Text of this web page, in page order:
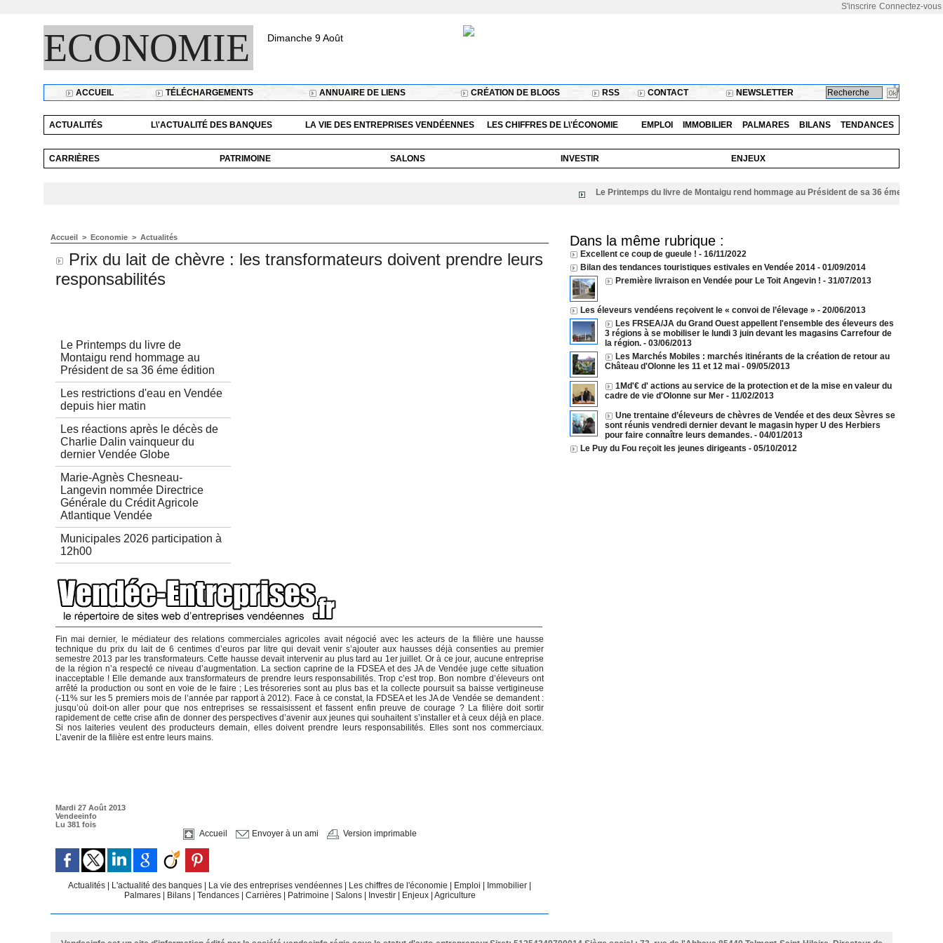
Connectez-vous
S'inscrire
ECONOMIE Dimanche 9 Août
ACCUEIL TÉLÉCHARGEMENTS ANNUAIRE DE LIENS CRÉATION DE BLOGS RSS CONTACT NEWSLETTER
ACTUALITÉS L\'ACTUALITÉ DES BANQUES LA VIE DES ENTREPRISES VENDÉENNES LES CHIFFRES DE L\'ÉCONOMIE EMPLOI IMMOBILIER PALMARES BILANS TENDANCES
CARRIÈRES PATRIMOINE SALONS INVESTIR ENJEUX
Le Printemps du livre de Montaigu rend hommage au Président de sa 36 éme édition
Accueil > Economie > Actualités
Prix du lait de chèvre : les transformateurs doivent prendre leurs
responsabilités
Le Printemps du livre de
Montaigu rend hommage au
Président de sa 36 éme édition
Les restrictions d'eau en Vendée
depuis hier matin
Les réactions après le décès de
Charlie Dalin vainqueur du
dernier Vendée Globe
Marie-Agnès Chesneau-
Langevin nommée Directrice
Générale du Crédit Agricole
Atlantique Vendée
Municipales 2026 participation à
12h00
Fin mai dernier, le médiateur des relations commerciales agricoles avait négocié avec les acteurs de la filière une hausse
technique du prix du lait de 6 centimes d’euros par litre qui devait venir s’ajouter aux hausses déjà consenties au premier
semestre 2013 par les transformateurs. Cette hausse devait intervenir au plus tard au 1er juillet. Or à ce jour, aucune entreprise
de la région n’a respecté ce niveau d’augmentation. La section caprine de la FDSEA et des JA de Vendée juge cette situation
inacceptable ! Elle demande aux transformateurs de prendre leurs responsabilités. Trop c’est trop. Bon nombre d’éleveurs ont
arrêté la production ou sont en voie de le faire ; Les trésoreries sont au plus bas et la collecte poursuit sa baisse vertigineuse
(-11% sur les 5 premiers mois de l’année par rapport à 2012). Face à ce constat, la FDSEA et les JA de Vendée se demandent :
jusqu’où doit-on aller pour que nos entreprises se ressaisissent et fassent enfin preuve de courage ? La filière doit sortir
rapidement de cette crise afin de donner des perspectives d’avenir aux jeunes qui souhaitent s’installer et à ceux déjà en place.
Si nos laiteries veulent des producteurs demain, elles doivent prendre leurs responsabilités. Elles sont nos commerciaux.
L’avenir de la filière est entre leurs mains.
Mardi 27 Août 2013
Vendeeinfo
Lu 381 fois
Accueil Envoyer à un ami Version imprimable
Actualités L'actualité des banques La vie des entreprises vendéennes Les chiffres de l'économie Emploi Immobilier
Palmares
Bilans Tendances Carrières Patrimoine Salons Investir Enjeux Agriculture
Dans la même rubrique :
Excellent ce coup de gueule ! - 16/11/2022
Bilan des tendances touristiques estivales en Vendée 2014 - 01/09/2014
Première livraison en Vendée pour Le Toit Angevin ! - 31/07/2013
Les éleveurs vendéens reçoivent le « convoi de l’élevage » - 20/06/2013
Les FRSEA/JA du Grand Ouest appellent l'ensemble des éleveurs des
3 régions à se mobiliser le lundi 3 juin devant les magasins Carrefour de
la région. - 03/06/2013
Les Marchés Mobiles : marchés itinérants de la création de retour au
Château d'Olonne les 11 et 12 mai - 09/05/2013
1Md'€ d' actions au service de la protection et de la mise en valeur du
cadre de vie d'Olonne sur Mer - 11/02/2013
Une trentaine d’éleveurs de chèvres de Vendée et des deux Sèvres se
sont réunis vendredi dernier devant le magasin hyper U des Herbiers
pour faire connaître leurs demandes. - 04/01/2013
Le Puy du Fou reçoit les jeunes dirigeants - 05/10/2012